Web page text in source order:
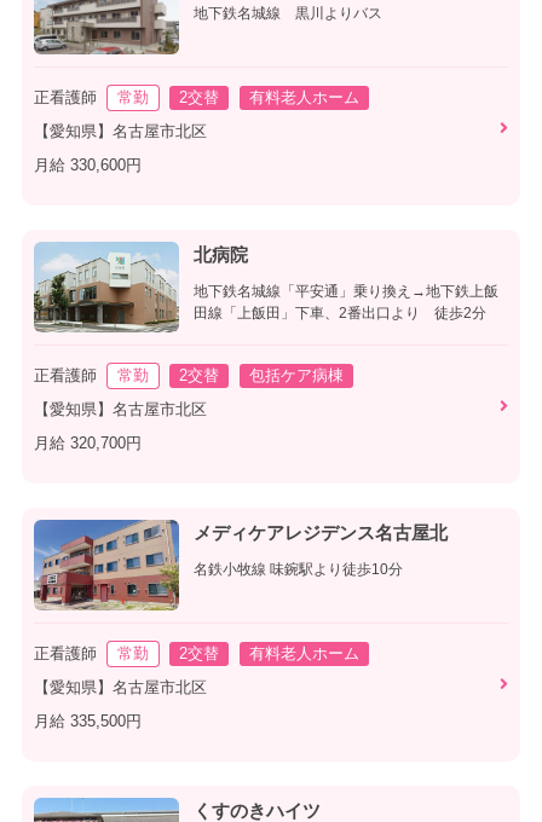
地下鉄名城線 黒川よりバス
正看護師 常勤 2交替
有料老人ホーム
【愛知県】名古屋市北区
月給 330,600円
北病院
地下鉄名城線「平安通」乗り換え→地下鉄上飯
田線「上飯田」下車、2番出口より 徒歩2分
正看護師 常勤 2交替
包括ケア病棟
【愛知県】名古屋市北区
月給 320,700円
メディケアレジデンス名古屋北
名鉄小牧線 味鋺駅より徒歩10分
正看護師 常勤 2交替
有料老人ホーム
【愛知県】名古屋市北区
月給 335,500円
くすのきハイツ